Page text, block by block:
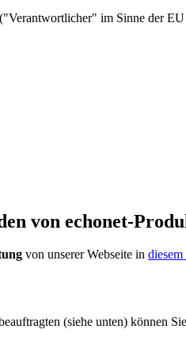
im Sinne der
von echonet-
von unserer Webseite in
(siehe unten) können